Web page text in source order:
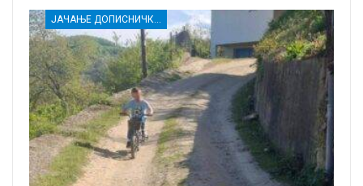
ЈАЧАЊЕ ДОПИСНИЧКЕ МРЕЖЕ НЕЗАВИСНИХ МЕДИЈА У РАСИНСКОМ ОКРУГУ